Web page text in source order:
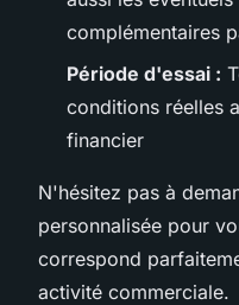
complémentaires
Période d'essai :
conditions réelles
financier
N'hésitez pas à
personnalisée pour
correspond
activité commerciale.